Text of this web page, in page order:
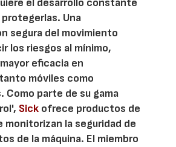
el desarrollo constante
Una
segura del movimiento
los riesgos al mínimo,
eficacia en
móviles como
Como parte de su gama
Sick ofrece productos de
monitorizan la seguridad de
de la máquina. El miembro